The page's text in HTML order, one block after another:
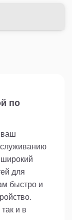
по
ваш
для
быстро и
и в